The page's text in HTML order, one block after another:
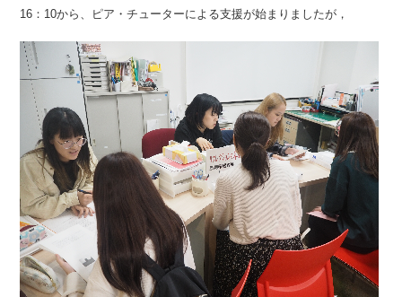
16：10から、ピア・チューターによる支援が始まりましたが，